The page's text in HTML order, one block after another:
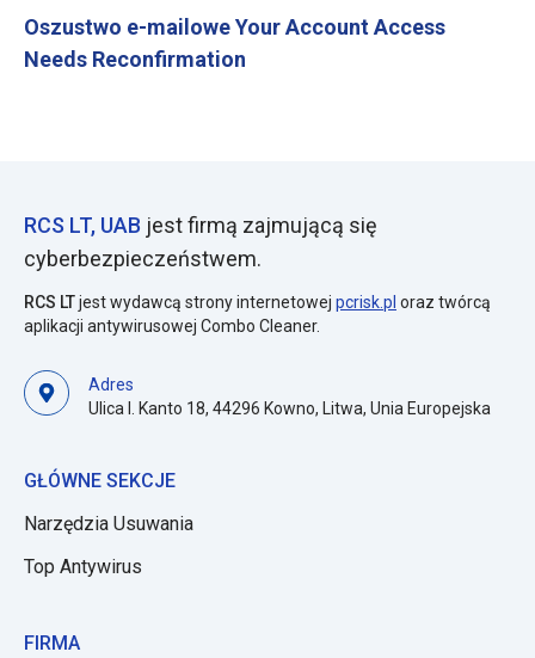
Oszustwo e-mailowe Your Account Access
Needs Reconfirmation
RCS LT, UAB jest firmą zajmującą się
cyberbezpieczeństwem.
RCS LTjest wydawcą strony internetowej pcrisk.pl oraz twórcą
aplikacji antywirusowej Combo Cleaner.
Adres
Ulica I. Kanto 18, 44296 Kowno, Litwa, Unia Europejska
GŁÓWNE SEKCJE
Narzędzia Usuwania
Top Antywirus
FIRMA